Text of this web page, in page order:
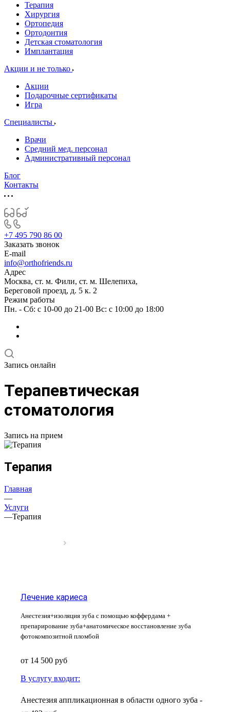
Терапия
Хирургия
Ортопедия
Ортодонтия
Детская стоматология
Имплантация
Акции и не только
Акции
Подарочные сертификаты
Игра
Специалисты
Врачи
Средний мед. персонал
Административный персонал
Блог
Контакты
+7 495 790 86 00
Заказать звонок
E-mail
info@orthofriends.ru
Адрес
Москва, ст. м. Фили, ст. м. Шелепиха,
Береговой проезд, д. 5 к. 2
Режим работы
Пн. - Сб: с 10-00 до 21-00 Вс: c 10:00 до 18:00
Запись онлайн
Терапевтическая
стоматология
Запись на прием
Терапия
Главная
—
Услуги
—Терапия
Лечение кариеса
Анестезия+изоляция зуба с помощью коффердама +
препарирование зуба+анатомическое восстановление зуба
фотокомпозитной пломбой
от 14 500 руб
В услугу входит:
Анестезия аппликационная в области одного зуба -